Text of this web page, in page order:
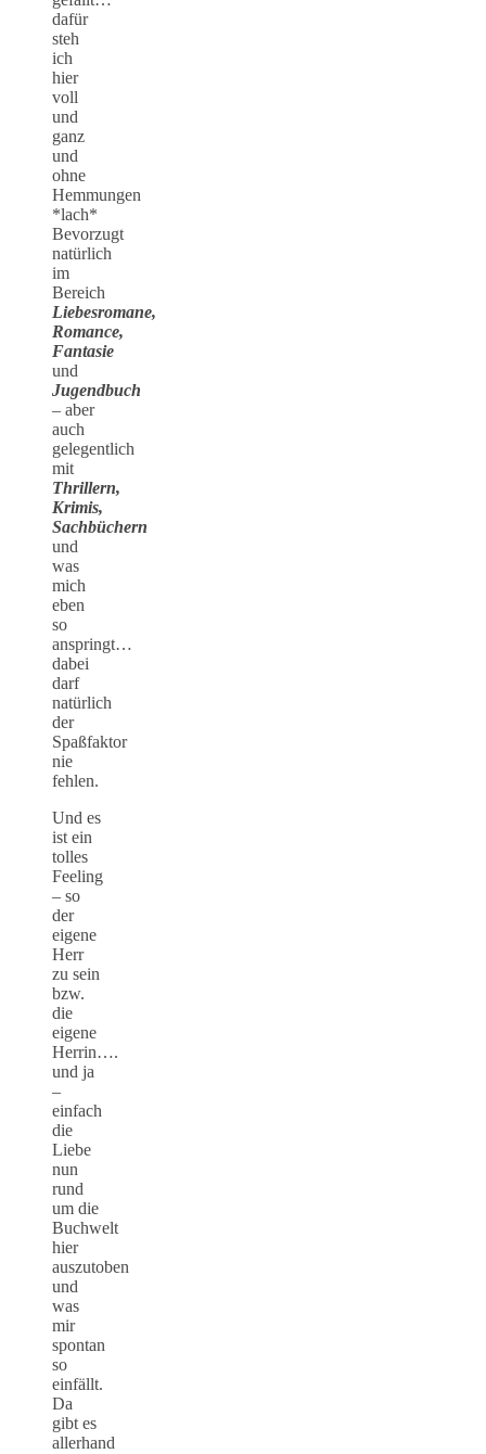
dafür
steh
ich
hier
voll
und
ganz
und
ohne
Hemmungen
*lach*
Bevorzugt
natürlich
im
Bereich
Liebesromane,
Romance,
Fantasie
und
Jugendbuch
– aber
auch
gelegentlich
mit
Thrillern,
Krimis,
Sachbüchern
und
was
mich
eben
so
anspringt…
dabei
darf
natürlich
der
Spaßfaktor
nie
fehlen.
Und es
ist ein
tolles
Feeling
– so
der
eigene
Herr
zu sein
bzw.
die
eigene
Herrin….
und ja
–
einfach
die
Liebe
nun
rund
um die
Buchwelt
hier
auszutoben
und
was
mir
spontan
so
einfällt.
Da
gibt es
allerhand